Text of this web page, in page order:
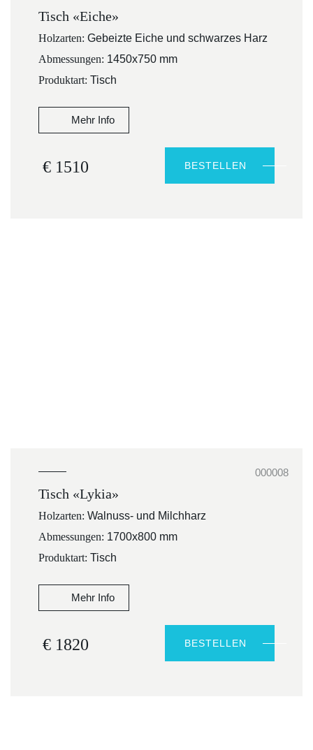
Tisch «Eiche»
Holzarten: Gebeizte Eiche und schwarzes Harz
Abmessungen: 1450x750 mm
Produktart: Tisch
Mehr Info
€ 1510 BESTELLEN
000008
Tisch «Lykia»
Holzarten: Walnuss- und Milchharz
Abmessungen: 1700x800 mm
Produktart: Tisch
Mehr Info
€ 1820 BESTELLEN